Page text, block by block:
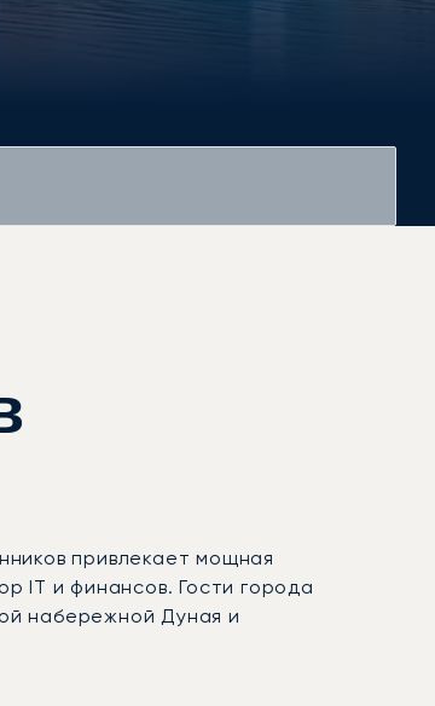
привлекает мощная
IT и финансов. Гости города
набережной Дуная и
оборудованный для